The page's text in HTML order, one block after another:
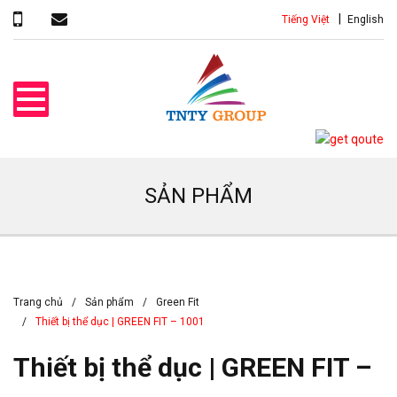
Tiếng Việt English
SẢN PHẨM
Trang chủ Sản phẩm
Green Fit
Thiết bị thể dục | GREEN FIT – 1001
Thiết bị thể dục | GREEN FIT –